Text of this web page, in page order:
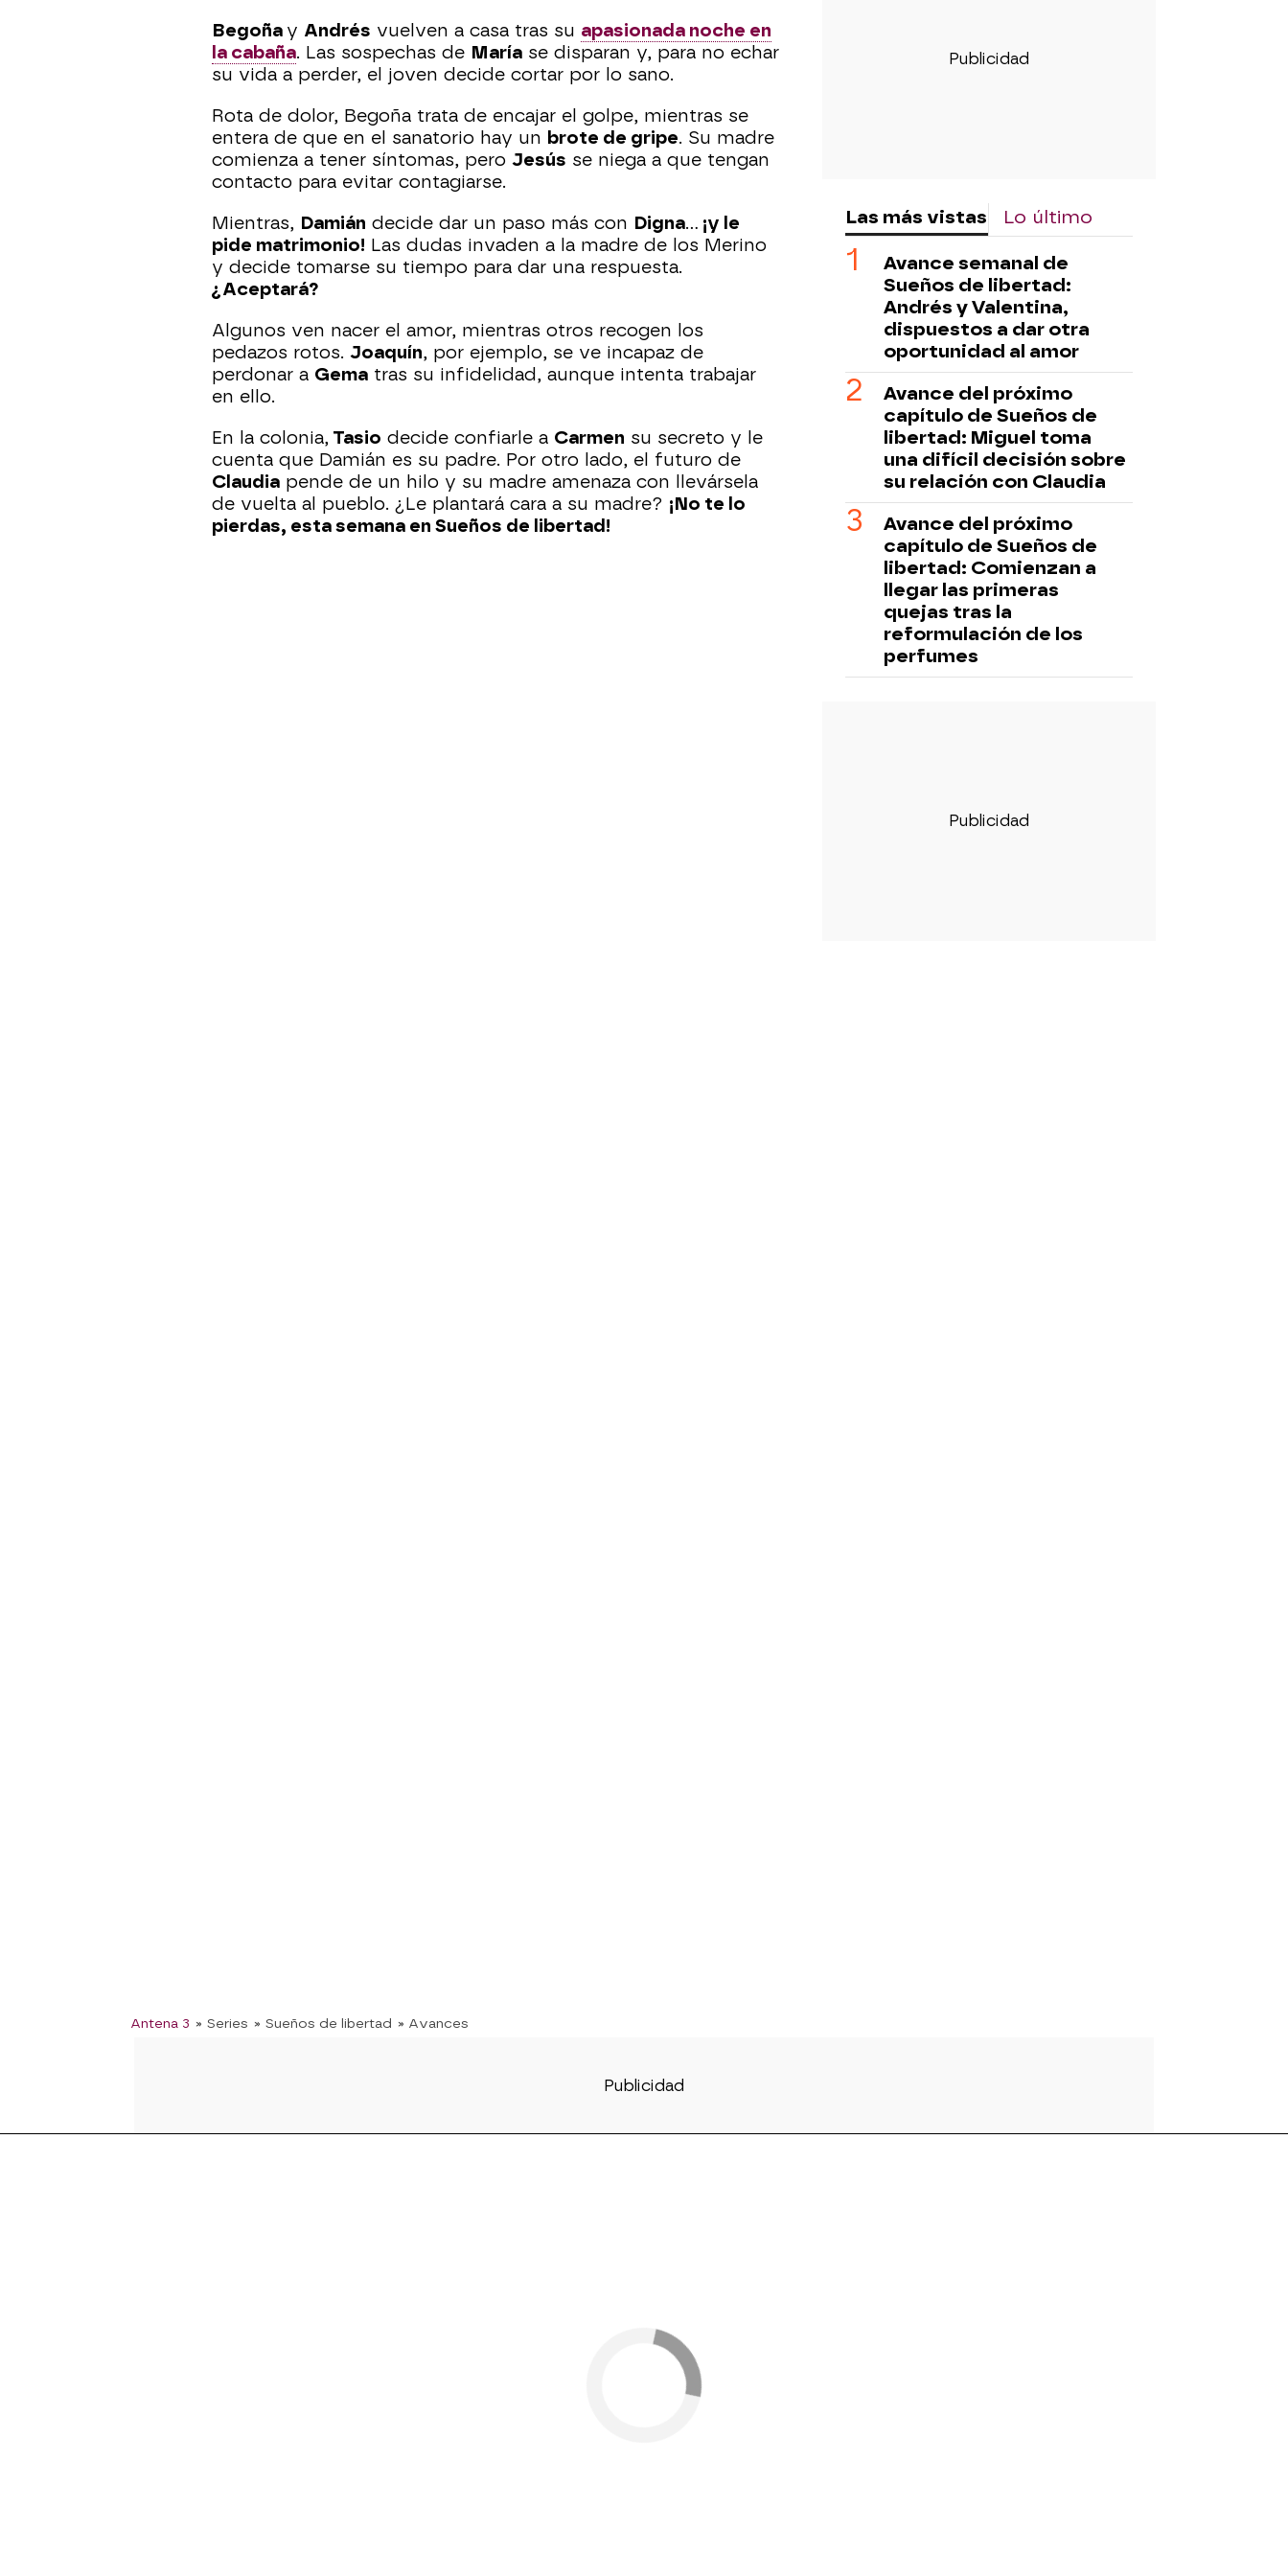
Begoña y Andrés vuelven a casa tras su apasionada noche en
la cabaña. Las sospechas de María se disparan y, para no echar
su vida a perder, el joven decide cortar por lo sano.
Rota de dolor, Begoña trata de encajar el golpe, mientras se
entera de que en el sanatorio hay un brote de gripe. Su madre
comienza a tener síntomas, pero Jesús se niega a que tengan
contacto para evitar contagiarse.
Mientras, Damián decide dar un paso más con Digna... ¡y le
pide matrimonio! Las dudas invaden a la madre de los Merino
y decide tomarse su tiempo para dar una respuesta.
¿Aceptará?
Algunos ven nacer el amor, mientras otros recogen los
pedazos rotos. Joaquín, por ejemplo, se ve incapaz de
perdonar a Gema tras su infidelidad, aunque intenta trabajar
en ello.
En la colonia, Tasio decide confiarle a Carmen su secreto y le
cuenta que Damián es su padre. Por otro lado, el futuro de
Claudia pende de un hilo y su madre amenaza con llevársela
de vuelta al pueblo. ¿Le plantará cara a su madre? ¡No te lo
pierdas, esta semana en Sueños de libertad!
Antena 3 » Series » Sueños de libertad » Avances
Las más vistas Lo último
Avance semanal de
Sueños de libertad:
Andrés y Valentina,
dispuestos a dar otra
oportunidad al amor
Avance del próximo
capítulo de Sueños de
libertad: Miguel toma
una difícil decisión sobre
su relación con Claudia
Avance del próximo
capítulo de Sueños de
libertad: Comienzan a
llegar las primeras
quejas tras la
reformulación de los
perfumes